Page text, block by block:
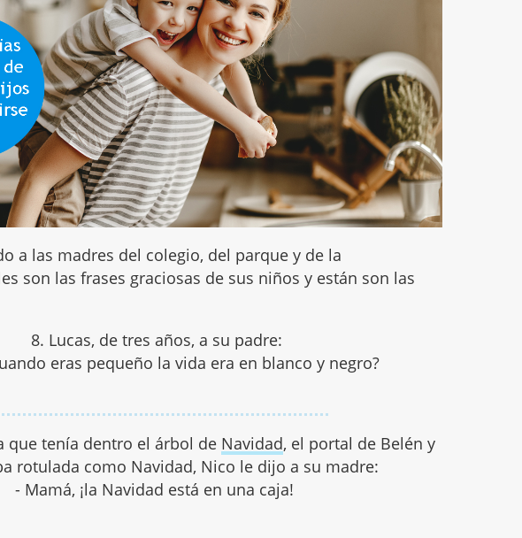
a las madres del colegio, del parque y de la
son las frases graciosas de sus niños y están son las
8. Lucas, de tres años, a su padre:
eras pequeño la vida era en blanco y negro?
que tenía dentro el árbol de Navidad, el portal de Belén y
rotulada como Navidad, Nico le dijo a su madre:
- Mamá, ¡la Navidad está en una caja!